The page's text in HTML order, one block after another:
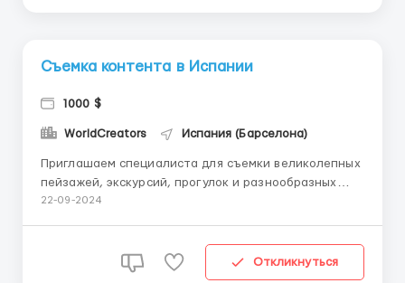
Съемка контента в Испании
1000 $
WorldCreators Испания (Барселона)
Приглашаем специалиста для съемки великолепных
пейзажей, экскурсий, прогулок и разнообразных
лайфстайл-моментов. Все расходы оплачиваются
Telegram: @qualequal ...
22-09-2024
Откликнуться